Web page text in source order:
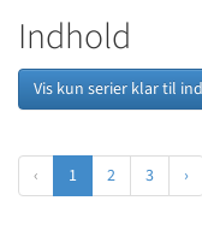
Indhold
Vis kun serier klar til
‹ 1 2 3 ›